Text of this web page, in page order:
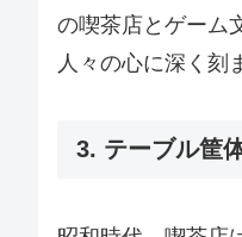
の喫茶店とゲーム
人々の心に深く刻
3. テーブル筐